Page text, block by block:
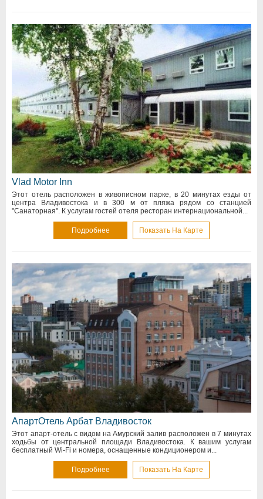
Vlad Motor Inn
Этот отель расположен в живописном парке, в 20 минутах езды от
центра Владивостока и в 300 м от пляжа рядом со станцией
"Санаторная". К услугам гостей отеля ресторан интернациональной...
Подробнее Показать На Карте
АпартОтель Арбат Владивосток
Этот апарт-отель с видом на Амурский залив расположен в 7 минутах
ходьбы от центральной площади Владивостока. К вашим услугам
бесплатный Wi-Fi и номера, оснащенные кондиционером и...
Подробнее Показать На Карте